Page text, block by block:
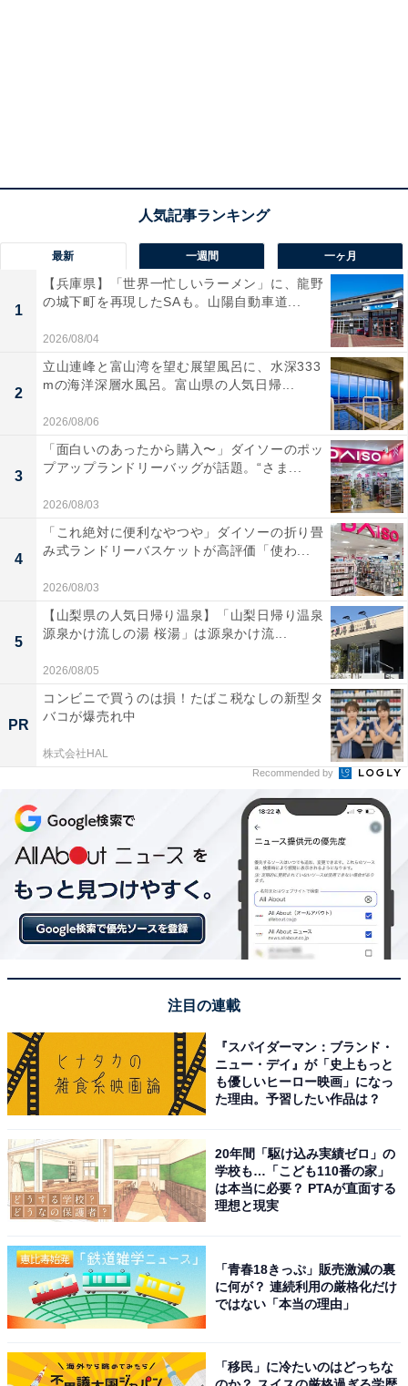
最新 一週間 一ヶ月
1
【兵庫県】「世界一忙しいラーメン」に、龍野
の城下町を再現したSAも。山陽自動車道...
2026/08/04
2
立山連峰と富山湾を望む展望風呂に、水深333
mの海洋深層水風呂。富山県の人気日帰...
2026/08/06
3
「面白いのあったから購入〜」ダイソーのポッ
プアップランドリーバッグが話題。“さま...
2026/08/03
4
「これ絶対に便利なやつや」ダイソーの折り畳
み式ランドリーバスケットが高評価「使わ...
2026/08/03
5
【山梨県の人気日帰り温泉】「山梨日帰り温泉
源泉かけ流しの湯 桜湯」は源泉かけ流...
2026/08/05
PR
コンビニで買うのは損！たばこ税なしの新型タ
バコが爆売れ中
株式会社HAL
Recommended by
注目の連載
『スパイダーマン：ブランド・
ニュー・デイ』が「史上もっと
も優しいヒーロー映画」になっ
た理由。予習したい作品は？
20年間「駆け込み実績ゼロ」の
学校も…「こども110番の家」
は本当に必要？ PTAが直面する
理想と現実
「青春18きっぷ」販売激減の裏
に何が？ 連続利用の厳格化だけ
ではない「本当の理由」
「移民」に冷たいのはどっちな